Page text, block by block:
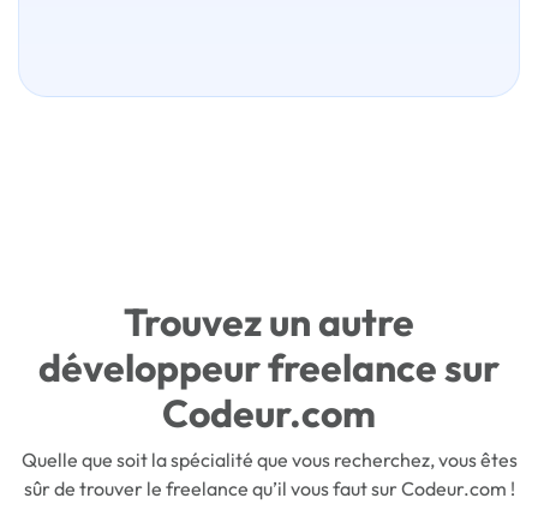
Trouvez un autre
développeur freelance sur
Codeur.com
Quelle que soit la spécialité que vous recherchez, vous êtes
sûr de trouver le freelance qu’il vous faut sur Codeur.com !